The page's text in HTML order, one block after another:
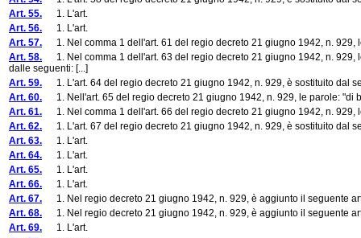
Art. 55. 1. L'art.
Art. 56. 1. L'art.
Art. 57. 1. Nel comma 1 dell'art. 61 del regio decreto 21 giugno 1942, n. 929,
Art. 58. 1. Nel comma 1 dell'art. 63 del regio decreto 21 giugno 1942, n. 929,
dalle seguenti: [...]
Art. 59. 1. L'art. 64 del regio decreto 21 giugno 1942, n. 929, è sostituito dal
Art. 60. 1. Nell'art. 65 del regio decreto 21 giugno 1942, n. 929, le parole: "di
Art. 61. 1. Nel comma 1 dell'art. 66 del regio decreto 21 giugno 1942, n. 929,
Art. 62. 1. L'art. 67 del regio decreto 21 giugno 1942, n. 929, è sostituito dal
Art. 63. 1. L'art.
Art. 64. 1. L'art.
Art. 65. 1. L'art.
Art. 66. 1. L'art.
Art. 67. 1. Nel regio decreto 21 giugno 1942, n. 929, è aggiunto il seguente
Art. 68. 1. Nel regio decreto 21 giugno 1942, n. 929, è aggiunto il seguente
Art. 69. 1. L'art.